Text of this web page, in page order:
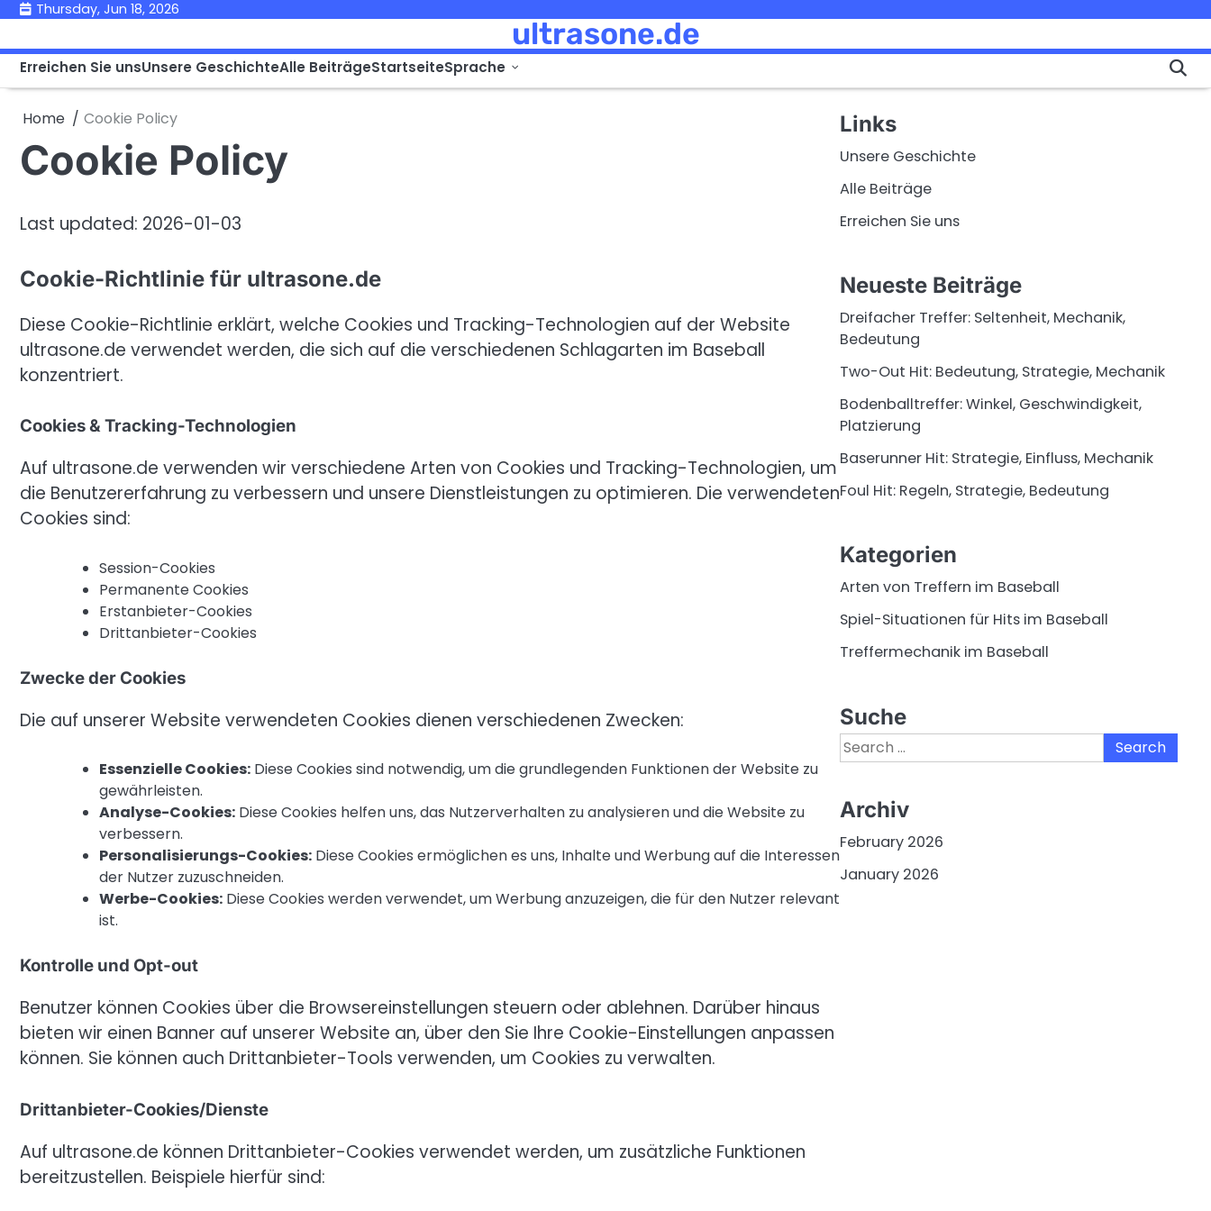
Skip
content
Thursday, Jun 18, 2026
ultrasone.de
Erreichen Sie unsUnsere GeschichteAlle BeiträgeStartseiteSprache
Home Cookie Policy
Cookie Policy
Last updated: 2026-01-03
Cookie-Richtlinie für ultrasone.de
Diese Cookie-Richtlinie erklärt, welche Cookies und Tracking-Technologien auf der Website
ultrasone.de verwendet werden, die sich auf die verschiedenen Schlagarten im Baseball
konzentriert.
Cookies & Tracking-Technologien
Auf ultrasone.de verwenden wir verschiedene Arten von Cookies und Tracking-Technologien, um
die Benutzererfahrung zu verbessern und unsere Dienstleistungen zu optimieren. Die verwendeten
Cookies sind:
Session-Cookies
Permanente Cookies
Erstanbieter-Cookies
Drittanbieter-Cookies
Zwecke der Cookies
Die auf unserer Website verwendeten Cookies dienen verschiedenen Zwecken:
Essenzielle Cookies: Diese Cookies sind notwendig, um die grundlegenden Funktionen der Website zu
gewährleisten.
Analyse-Cookies: Diese Cookies helfen uns, das Nutzerverhalten zu analysieren und die Website zu
verbessern.
Personalisierungs-Cookies: Diese Cookies ermöglichen es uns, Inhalte und Werbung auf die Interessen
der Nutzer zuzuschneiden.
Werbe-Cookies: Diese Cookies werden verwendet, um Werbung anzuzeigen, die für den Nutzer relevant
ist.
Kontrolle und Opt-out
Benutzer können Cookies über die Browsereinstellungen steuern oder ablehnen. Darüber hinaus
bieten wir einen Banner auf unserer Website an, über den Sie Ihre Cookie-Einstellungen anpassen
können. Sie können auch Drittanbieter-Tools verwenden, um Cookies zu verwalten.
Drittanbieter-Cookies/Dienste
Auf ultrasone.de können Drittanbieter-Cookies verwendet werden, um zusätzliche Funktionen
bereitzustellen. Beispiele hierfür sind:
Links
Unsere Geschichte
Alle Beiträge
Erreichen Sie uns
Neueste Beiträge
Dreifacher Treffer: Seltenheit, Mechanik,
Bedeutung
Two-Out Hit: Bedeutung, Strategie, Mechanik
Bodenballtreffer: Winkel, Geschwindigkeit,
Platzierung
Baserunner Hit: Strategie, Einfluss, Mechanik
Foul Hit: Regeln, Strategie, Bedeutung
Kategorien
Arten von Treffern im Baseball
Spiel-Situationen für Hits im Baseball
Treffermechanik im Baseball
Suche
Search
for:
Archiv
February 2026
January 2026